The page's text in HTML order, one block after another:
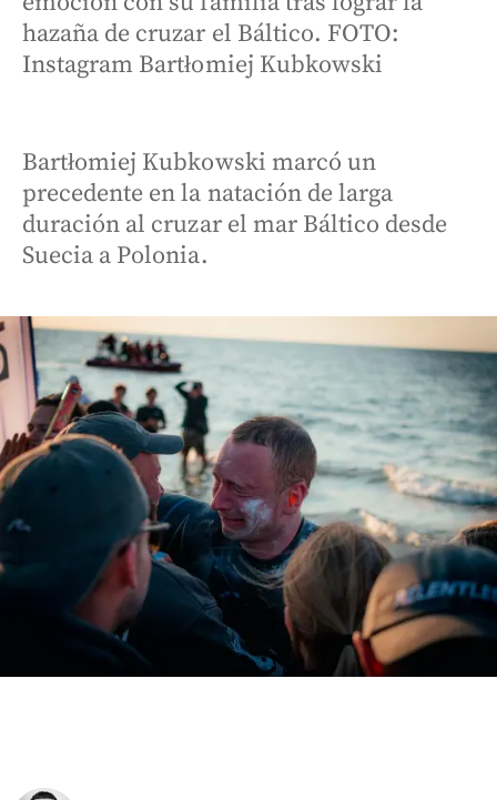
hazaña de cruzar el Báltico. FOTO:
Instagram Bartłomiej Kubkowski
Bartłomiej Kubkowski marcó un
precedente en la natación de larga
duración al cruzar el mar Báltico desde
Suecia a Polonia.